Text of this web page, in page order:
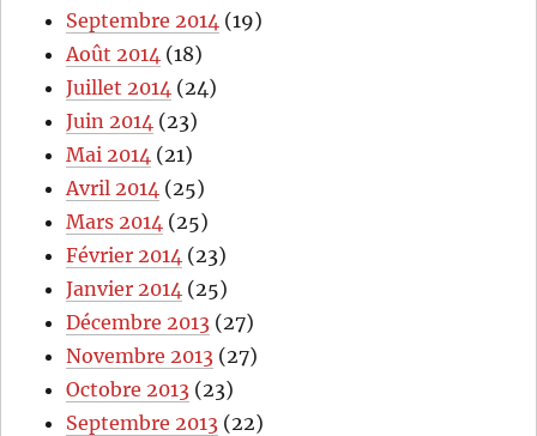
Septembre 2014 (19)
Août 2014 (18)
Juillet 2014 (24)
Juin 2014 (23)
Mai 2014 (21)
Avril 2014 (25)
Mars 2014 (25)
Février 2014 (23)
Janvier 2014 (25)
Décembre 2013 (27)
Novembre 2013 (27)
Octobre 2013 (23)
Septembre 2013 (22)